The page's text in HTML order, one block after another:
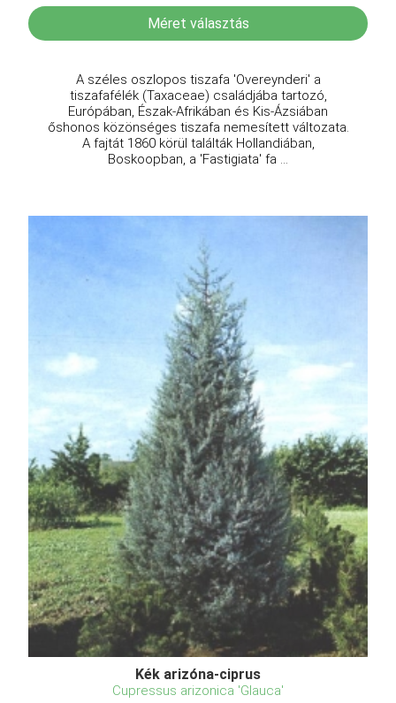
Méret választás
A széles oszlopos tiszafa 'Overeynderi' a
tiszafafélék (Taxaceae) családjába tartozó,
Európában, Észak-Afrikában és Kis-Ázsiában
őshonos közönséges tiszafa nemesített változata.
A fajtát 1860 körül találták Hollandiában,
Boskoopban, a 'Fastigiata' fa ...
Kék arizóna-ciprus
Cupressus arizonica 'Glauca'